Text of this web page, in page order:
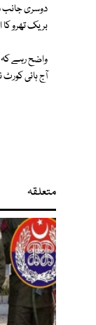
دوسری جانب
بریک تھرو
واضح رہے کہ
آج ہائی
متعلقہ